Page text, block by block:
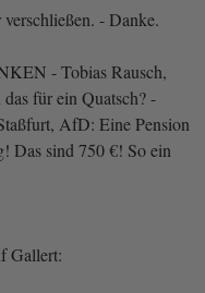
- Danke.
- Tobias Rausch,
für ein Quatsch? -
AfD: Eine Pension
Das sind 750 €! So ein
Gallert: